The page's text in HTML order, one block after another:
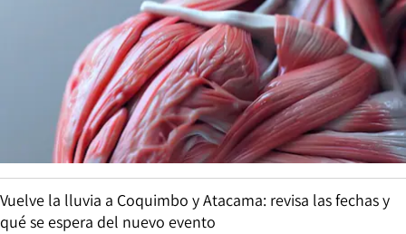
Vuelve la lluvia a Coquimbo y Atacama: revisa las fechas y
qué se espera del nuevo evento